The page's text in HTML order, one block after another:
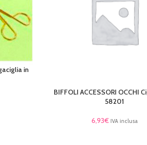
in
LEGGI TUTTO
BIFFOLI ACCESSORI OCCHI
58201
6,93€ IVA inclusa